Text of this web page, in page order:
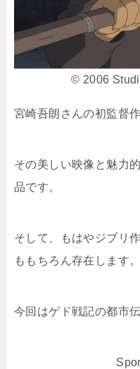
© 2006
宮崎吾朗さんの初監督
その美しい映像と魅力
品です。
そして、もはやジブリ
ももちろん存在します。
今回はゲド戦記の都市